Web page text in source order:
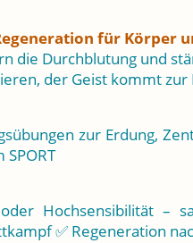
für Körper
die Durchblutung und
der Geist kommt zur
zur Erdung,
Hochsensibilität –
✅ Regeneration